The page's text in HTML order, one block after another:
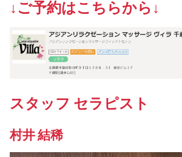
↓ご予約はこちらから↓
スタッフ セラピスト
村井 結稀